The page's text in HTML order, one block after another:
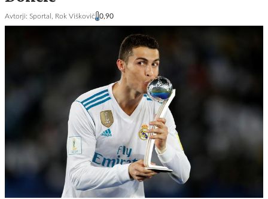
Avtorji: Sportal, Rok Viškovič 0,90